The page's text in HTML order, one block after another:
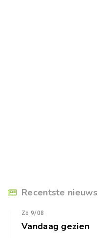
Recentste nieuws
Zo 9/08
Vandaag gezien